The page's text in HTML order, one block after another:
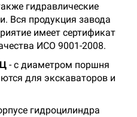
гидравлические
Вся продукция завода
имеет сертификат
ИСО 9001-2008.
- с диаметром поршня
для экскаваторов и
гидроцилиндра